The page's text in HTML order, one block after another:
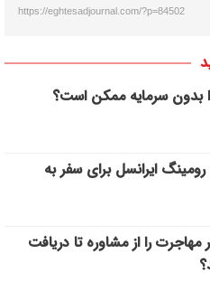
https://eghtesadjournal.com/?p=84502
بدون سرمایه ممکن است؟
ایرانسل برای سفر به
را از مشاوره تا دریافت